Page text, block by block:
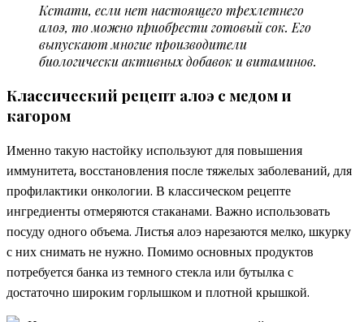
Кстати, если нет настоящего трехлетнего
алоэ, то можно приобрести готовый сок. Его
выпускают многие производители
биологически активных добавок и витаминов.
Классический рецепт алоэ с медом и
кагором
Именно такую настойку используют для повышения
иммунитета, восстановления после тяжелых заболеваний, для
профилактики онкологии. В классическом рецепте
ингредиенты отмеряются стаканами. Важно использовать
посуду одного объема. Листья алоэ нарезаются мелко, шкурку
с них снимать не нужно. Помимо основных продуктов
потребуется банка из темного стекла или бутылка с
достаточно широким горлышком и плотной крышкой.